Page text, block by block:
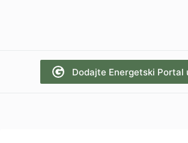
Dodajte Energetski Portal